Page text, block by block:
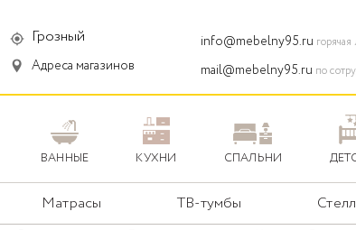
Грозный
Адреса магазинов
info@mebelny95.ru
mail@mebelny95.ru по
ВАННЫЕ КУХНИ СПАЛЬНИ
Матрасы ТВ-тумбы